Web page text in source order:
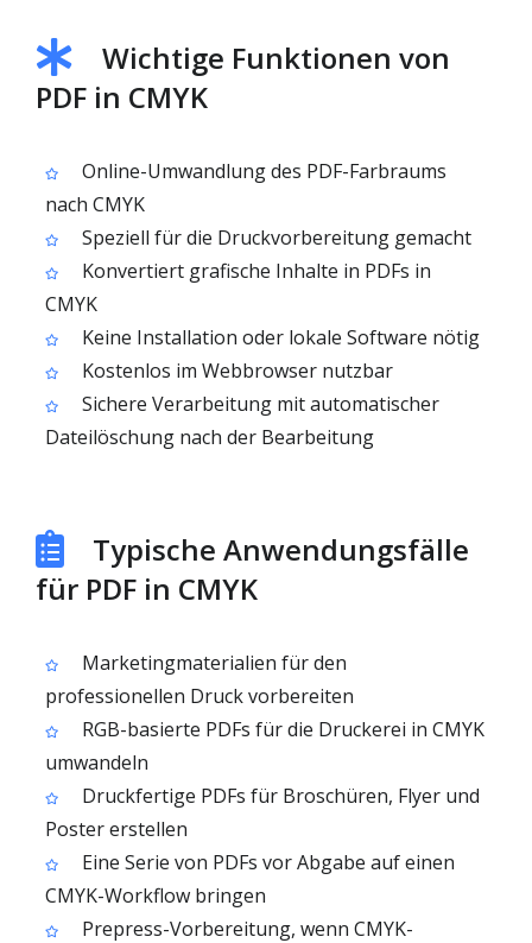
Wichtige Funktionen von
PDF in CMYK
Online-Umwandlung des PDF-Farbraums
nach CMYK
Speziell für die Druckvorbereitung gemacht
Konvertiert grafische Inhalte in PDFs in
CMYK
Keine Installation oder lokale Software nötig
Kostenlos im Webbrowser nutzbar
Sichere Verarbeitung mit automatischer
Dateilöschung nach der Bearbeitung
Typische Anwendungsfälle
für PDF in CMYK
Marketingmaterialien für den
professionellen Druck vorbereiten
RGB-basierte PDFs für die Druckerei in CMYK
umwandeln
Druckfertige PDFs für Broschüren, Flyer und
Poster erstellen
Eine Serie von PDFs vor Abgabe auf einen
CMYK-Workflow bringen
Prepress-Vorbereitung, wenn CMYK-